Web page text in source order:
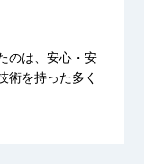
のは、安心・安
術を持った多く